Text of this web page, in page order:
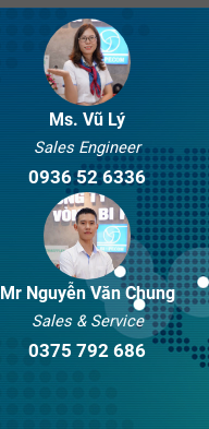
Ms. Vũ Lý
Sales Engineer
0936 52 6336
Mr Nguyễn Văn Chung
Sales & Service
0375 792 686